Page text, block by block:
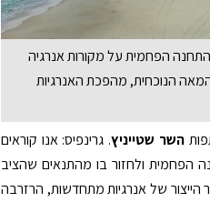
הפחמית על מקורות אנרגיה
הנוכחית, מהפכת האנרגיות
השר שטייניץ. גרינפיס: אנו קוראים
הפחמית ולחזור בו מהתנאים שהציב
של אנרגיות מתחדשות, הרזרבה